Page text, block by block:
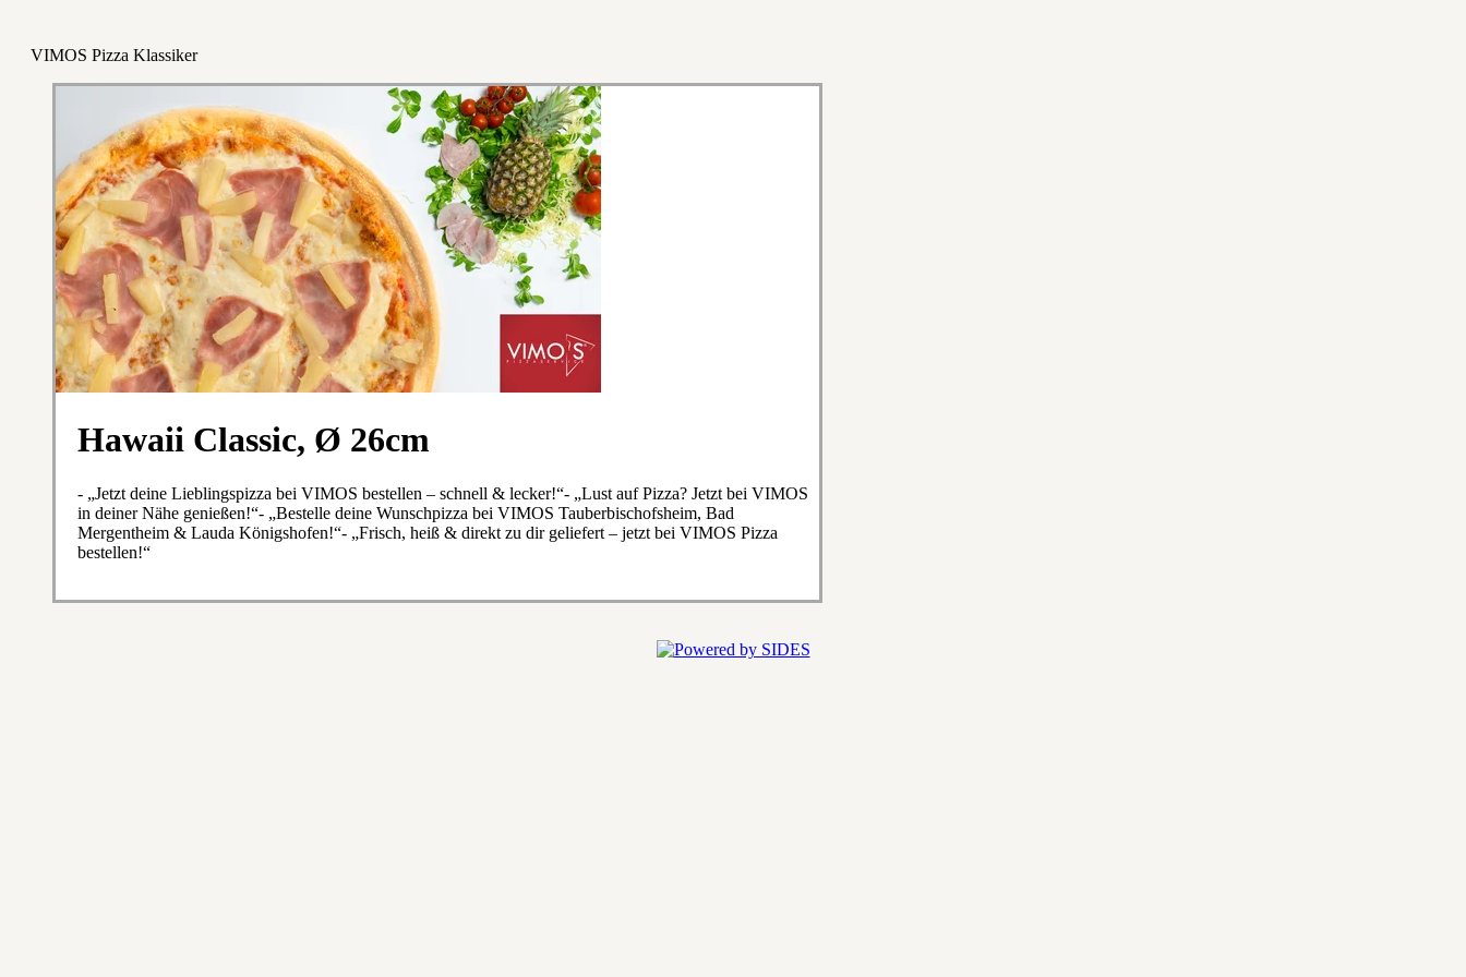
VIMOS Pizza Klassiker
Hawaii Classic, Ø 26cm
- „Jetzt deine Lieblingspizza bei VIMOS bestellen – schnell & lecker!“- „Lust auf Pizza? Jetzt bei VIMOS
in deiner Nähe genießen!“- „Bestelle deine Wunschpizza bei VIMOS Tauberbischofsheim, Bad
Mergentheim & Lauda Königshofen!“- „Frisch, heiß & direkt zu dir geliefert – jetzt bei VIMOS Pizza
bestellen!“